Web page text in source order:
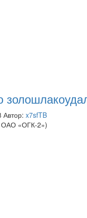
Автор: x7sfTB
ОАО «ОГК-2»)